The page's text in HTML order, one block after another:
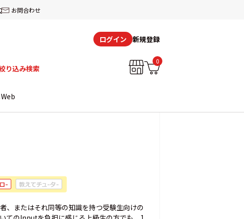
お問合わせ
ログイン 新規登録
り込み検索
0
、またはそれ同等の知識を持つ受験生向けの